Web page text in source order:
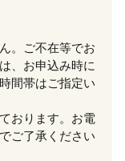
。ご不在等でお
、お申込み時に
間帯はご指定い
おります。お電
ご了承ください